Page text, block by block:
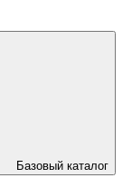
Базовый каталог